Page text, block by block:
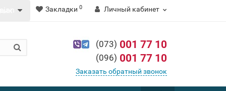
Закладки 0 Личный кабинет
(073) 001 77 10
(096) 001 77 10
Заказать обратный звонок